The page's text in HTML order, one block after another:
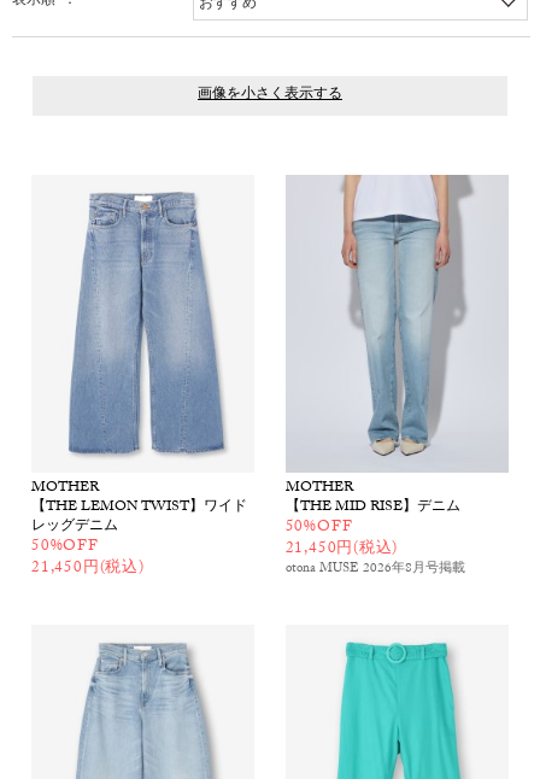
MOTHER
【THE LEMON TWIST】ワイド
レッグデニム
50%OFF
21,450円(税込)
MOTHER
【THE MID RISE】デニム
50%OFF
21,450円(税込)
otona MUSE 2026年8月号掲載